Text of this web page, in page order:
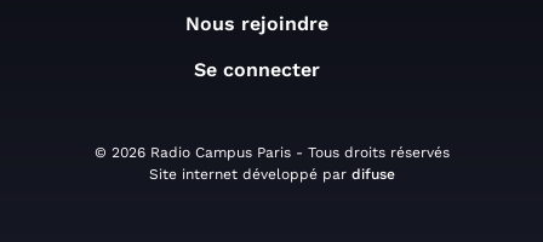
Nous rejoindre
Se connecter
© 2026 Radio Campus Paris - Tous droits réservés
Site internet développé par difuse